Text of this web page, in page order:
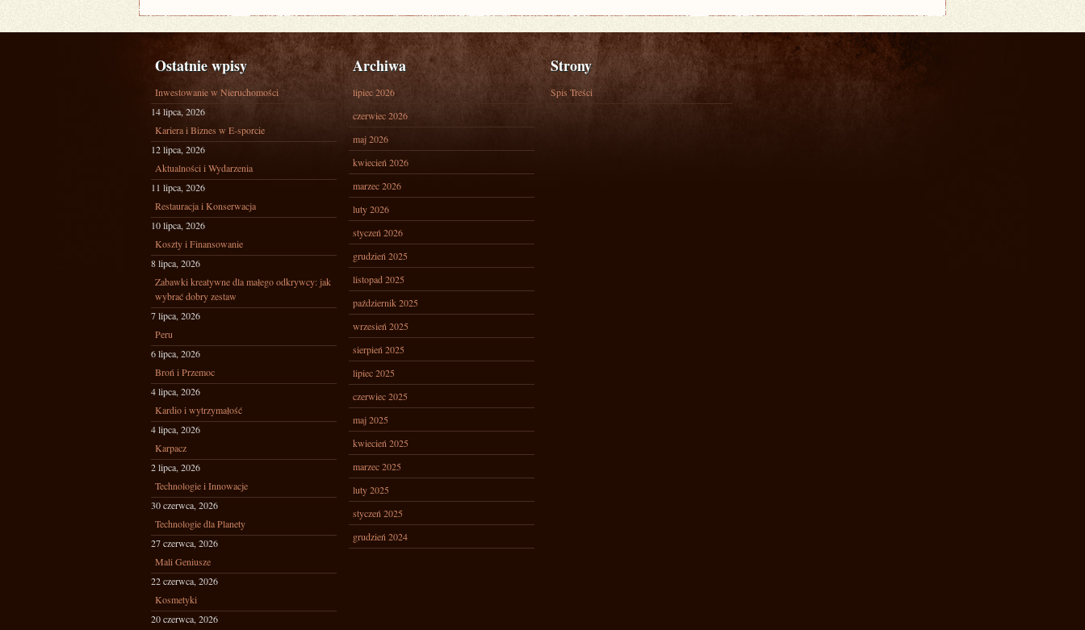
Ostatnie wpisy
Inwestowanie w Nieruchomości
14 lipca, 2026
Kariera i Biznes w E-sporcie
12 lipca, 2026
Aktualności i Wydarzenia
11 lipca, 2026
Restauracja i Konserwacja
10 lipca, 2026
Koszty i Finansowanie
8 lipca, 2026
Zabawki kreatywne dla małego odkrywcy: jak
wybrać dobry zestaw
7 lipca, 2026
Peru
6 lipca, 2026
Broń i Przemoc
4 lipca, 2026
Kardio i wytrzymałość
4 lipca, 2026
Karpacz
2 lipca, 2026
Technologie i Innowacje
30 czerwca, 2026
Technologie dla Planety
27 czerwca, 2026
Mali Geniusze
22 czerwca, 2026
Kosmetyki
20 czerwca, 2026
Archiwa
lipiec 2026
czerwiec 2026
maj 2026
kwiecień 2026
marzec 2026
luty 2026
styczeń 2026
grudzień 2025
listopad 2025
październik 2025
wrzesień 2025
sierpień 2025
lipiec 2025
czerwiec 2025
maj 2025
kwiecień 2025
marzec 2025
luty 2025
styczeń 2025
grudzień 2024
Strony
Spis Treści